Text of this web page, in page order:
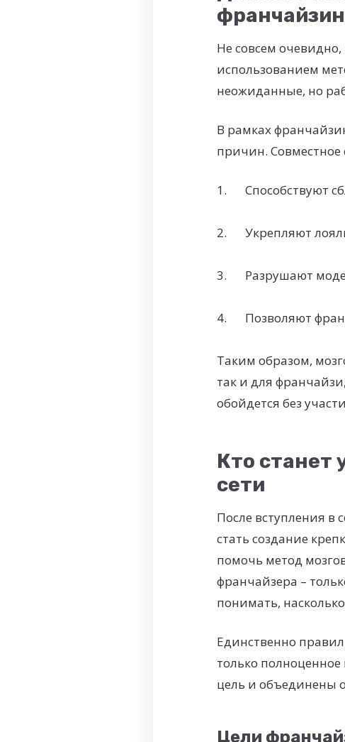
Не совсем
использованием
неожиданные, но
В рамках
причин.
Способствуют
Укрепляют
Разрушают
Позволяют
Таким образом,
так и для
обойдется без
Кто станет
сети
После вступления в
стать создание
помочь метод
франчайзера –
понимать,
Единственно
только
цель и объединены
Цели